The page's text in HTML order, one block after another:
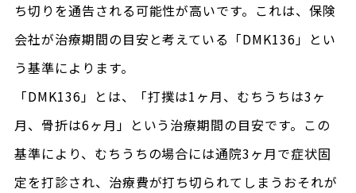
ち切りを通告される可能性が高いです。これは、保険
会社が治療期間の目安と考えている「DMK136」とい
う基準によります。
「DMK136」とは、「打撲は1ヶ月、むちうちは3ヶ
月、骨折は6ヶ月」という治療期間の目安です。この
基準により、むちうちの場合には通院3ヶ月で症状固
定を打診され、治療費が打ち切られてしまうおそれが